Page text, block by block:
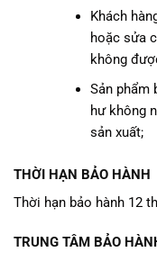
Khách
hoặc sửa
không
Sản phẩm
hư không
sản xuất;
THỜI HẠN BẢO HÀNH
Thời hạn bảo hành 12
TRUNG TÂM BẢO